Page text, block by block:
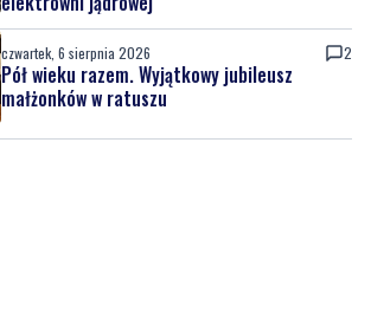
czwartek, 6 sierpnia 2026 2
Pół wieku razem. Wyjątkowy jubileusz
małżonków w ratuszu